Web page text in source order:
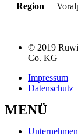
Region
© 2019
Co. KG
Impressum
Datenschutz
MENÜ
Unternehmen